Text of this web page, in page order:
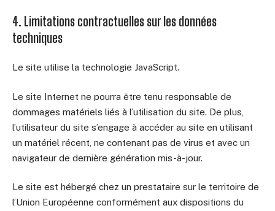
4. Limitations contractuelles sur les données
techniques
Le site utilise la technologie JavaScript.
Le site Internet ne pourra être tenu responsable de
dommages matériels liés à l’utilisation du site. De plus,
l’utilisateur du site s’engage à accéder au site en utilisant
un matériel récent, ne contenant pas de virus et avec un
navigateur de dernière génération mis-à-jour.
Le site est hébergé chez un prestataire sur le territoire de
l’Union Européenne conformément aux dispositions du